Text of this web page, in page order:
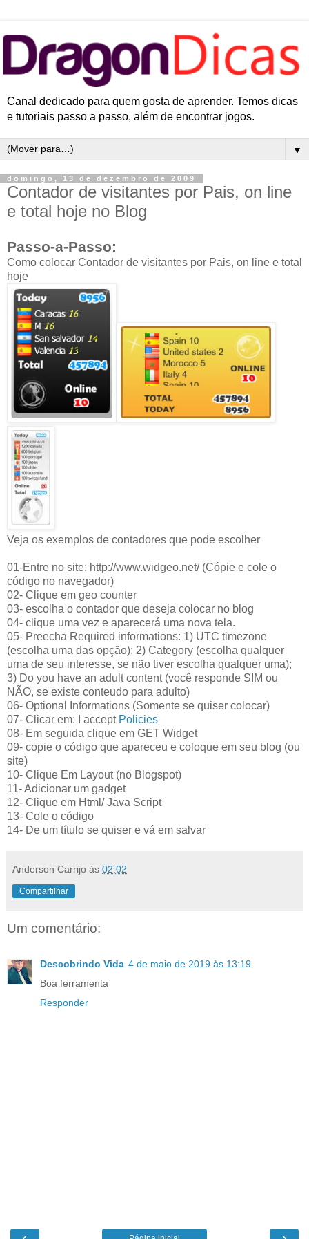
Canal dedicado para quem gosta de aprender. Temos dicas
e tutoriais passo a passo, além de encontrar jogos.
▼
domingo, 13 de dezembro de 2009
Contador de visitantes por Pais, on line
e total hoje no Blog
Passo-a-Passo:
Como colocar Contador de visitantes por Pais, on line e total
hoje
Veja os exemplos de contadores que pode escolher
01-Entre no site: http://www.widgeo.net/ (Cópie e cole o
código no navegador)
02- Clique em geo counter
03- escolha o contador que deseja colocar no blog
04- clique uma vez e aparecerá uma nova tela.
05- Preecha Required informations: 1) UTC timezone
(escolha uma das opção); 2) Category (escolha qualquer
uma de seu interesse, se não tiver escolha qualquer uma);
3) Do you have an adult content (você responde SIM ou
NÃO, se existe conteudo para adulto)
06- Optional Informations (Somente se quiser colocar)
07- Clicar em: I accept Policies
08- Em seguida clique em GET Widget
09- copie o código que apareceu e coloque em seu blog (ou
site)
10- Clique Em Layout (no Blogspot)
11- Adicionar um gadget
12- Clique em Html/ Java Script
13- Cole o código
14- De um título se quiser e vá em salvar
Anderson Carrijo às 02:02
Compartilhar
Um comentário:
Descobrindo Vida 4 de maio de 2019 às 13:19
Boa ferramenta
Responder